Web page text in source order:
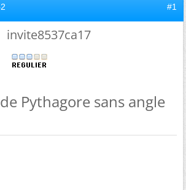
#1
invite8537ca17
Pythagore sans angle